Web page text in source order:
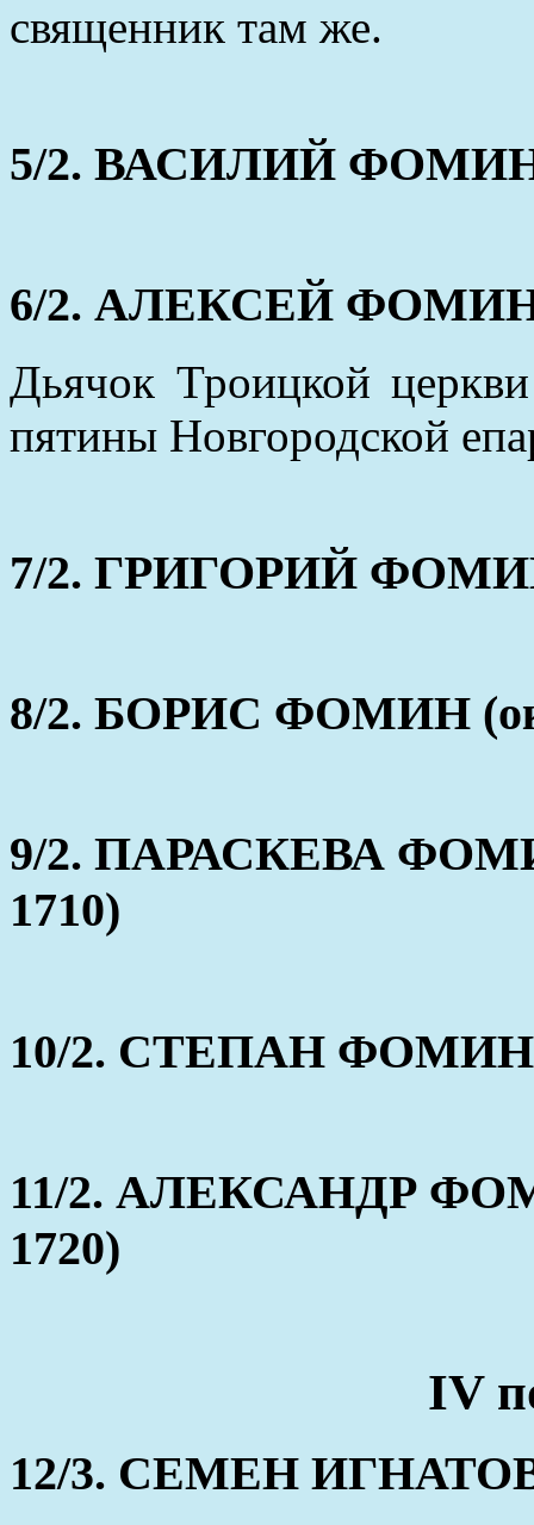
священник там же.
5/2. ВАСИЛИЙ ФОМИН
6/2. АЛЕКСЕЙ ФОМИН
Дьячок Троицкой
пятины Новгородской
7/2. ГРИГОРИЙ ФОМИН
8/2. БОРИС ФОМИН
9/2. ПАРАСКЕВА
1710)
10/2. СТЕПАН ФОМИН
11/2. АЛЕКСАНДР
1720)
IV
12/3. СЕМЕН ИГНАТОВ